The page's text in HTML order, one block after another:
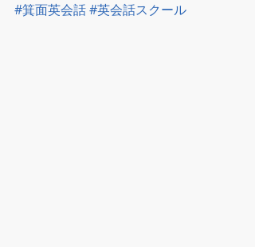
#箕面英会話#英会話スクール